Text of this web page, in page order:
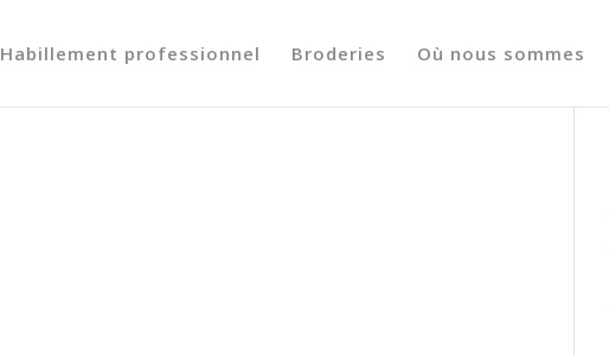
Habillement professionnel Broderies Où nous sommes